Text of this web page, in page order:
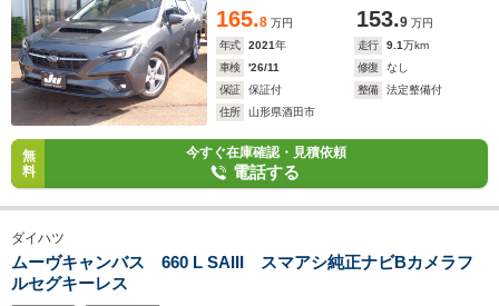
165.8 万円 153.9 万円
年式
2021年 走行 9.1万km
車検
'26/11 修復
なし
保証
保証付 整備
法定整備付
住所
山形県酒田市
無
料
今すぐ在庫確認・見積依頼
電話する
ダイハツ
ムーヴキャンバス 660 L SAIII スマアシ純正ナビBカメラフ
ルセグキーレス